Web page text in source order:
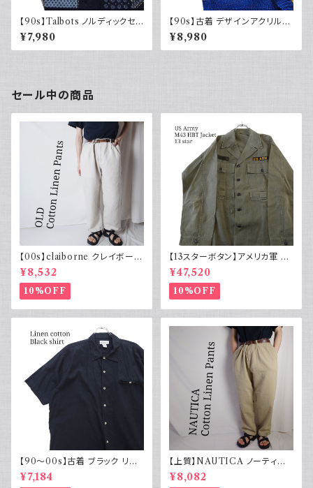
【90s】Talbots ノルディックセ
ーター ジップアップ メリノウー
ル 90年代 デザイン古着 ニット
¥7,980
【90s】古着 デザインアクリルニ
ット レトロ アニマル柄 ブルー ブ
ラック モックネック 花柄 ハート
¥8,980
セール中の商品
【00s】claiborne クレイボーン
リネンコットンパンツ ツータック
¥8,532
10%OFF
【13スターボタン】アメリカ軍 M
43 HBT ジャケット パッチ 軍物
実物
¥47,520
10%OFF
【90～00s】古着 ブラック リネ
ンコットンシャツ 黒 ボックスシ
ルエット
¥7,184
【上質】NAUTICA ノーティカ
コットンリネンパンツ ツータック
¥8,082